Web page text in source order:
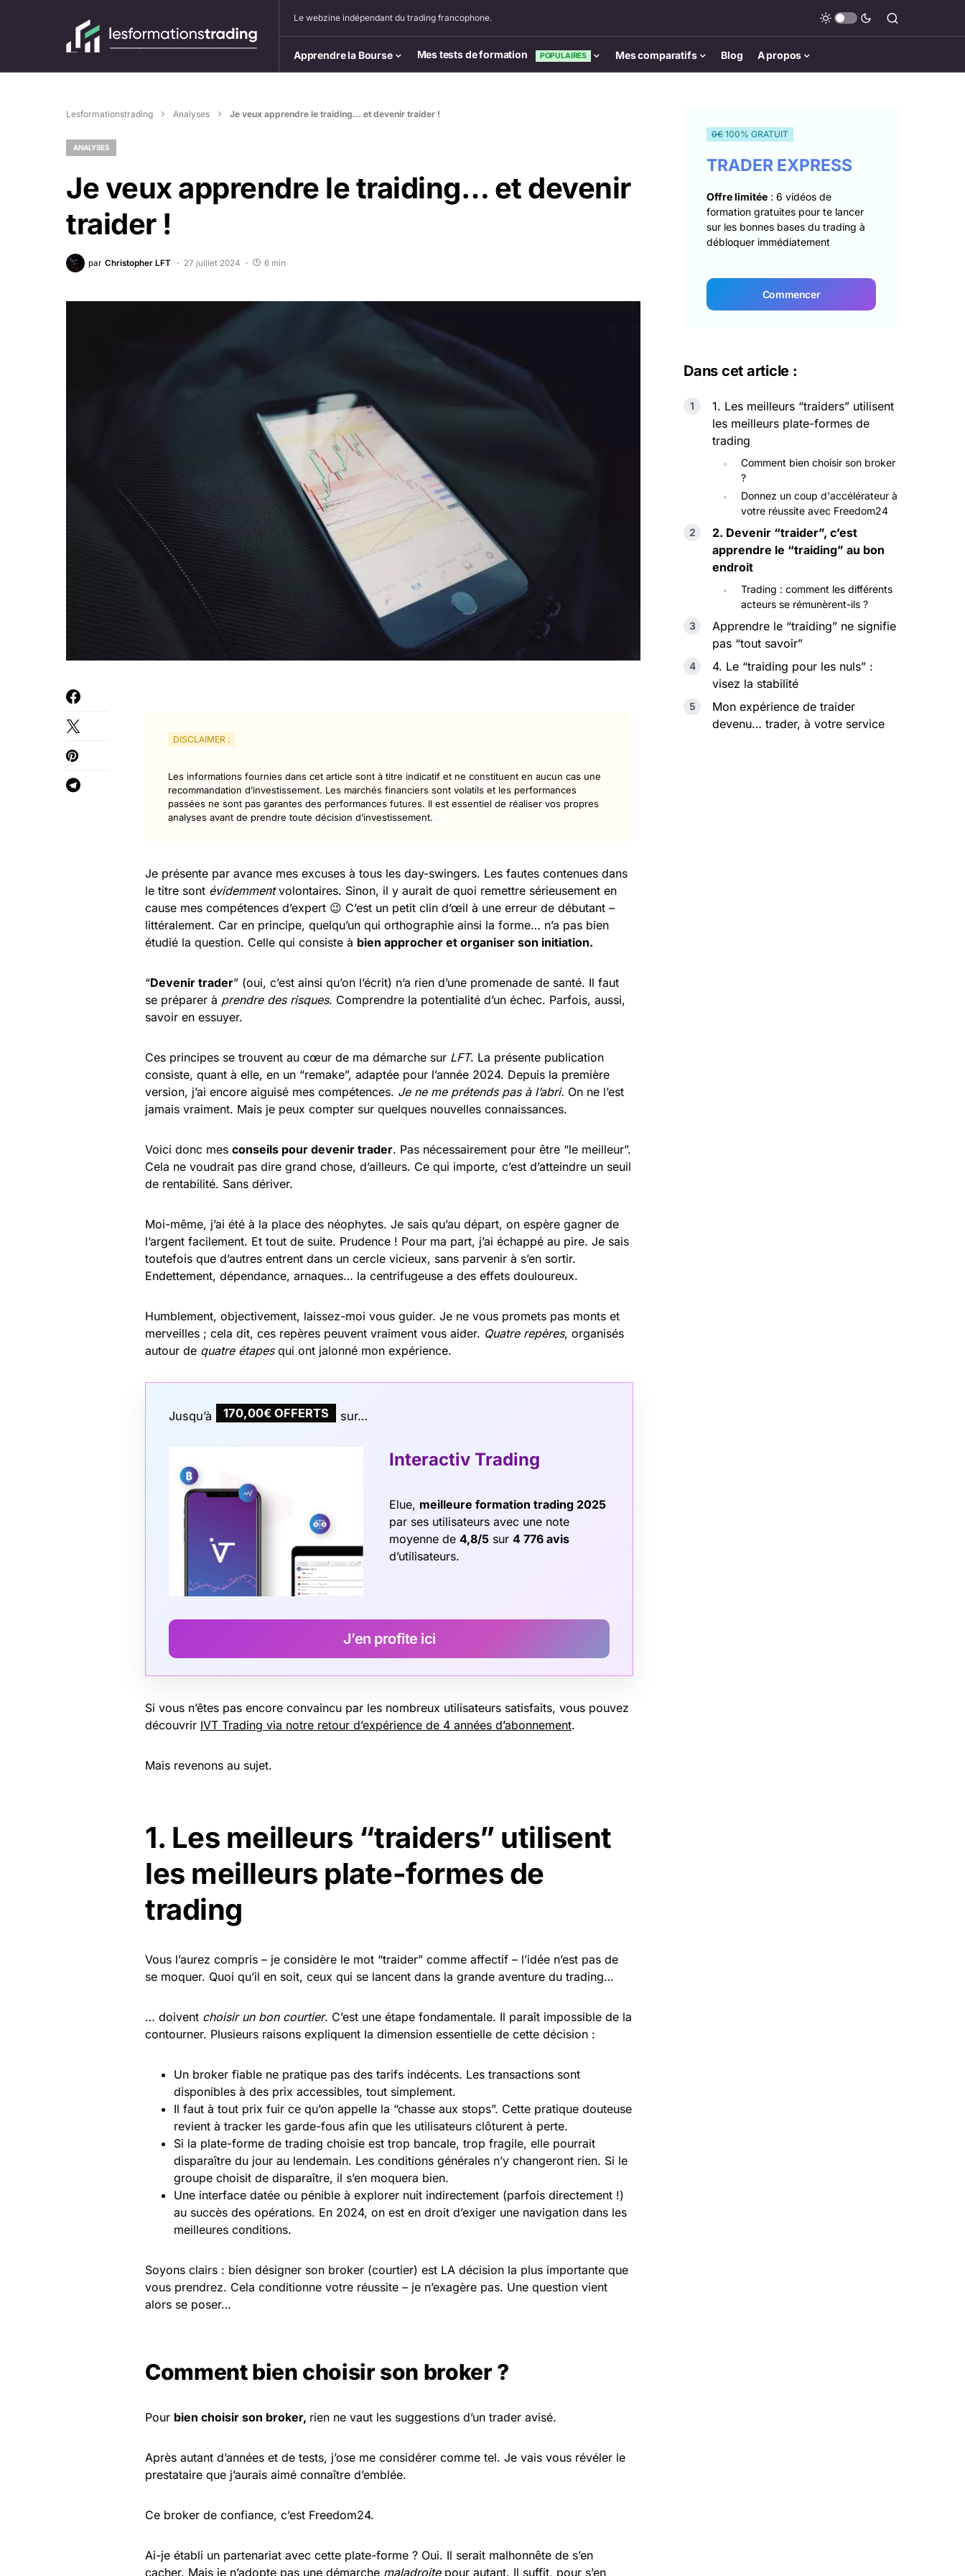
Le webzine indépendant du trading francophone.
Apprendre la Bourse Mes tests de formation POPULAIRES Mes comparatifs Blog A propos
Lesformationstrading Analyses Je veux apprendre le traiding… et devenir traider !
ANALYSES
Je veux apprendre le traiding… et devenir
traider !
par Christopher LFT 27 juillet 2024 6 min
DISCLAIMER :
Les informations fournies dans cet article sont à titre indicatif et ne constituent en aucun cas une
recommandation d’investissement. Les marchés financiers sont volatils et les performances
passées ne sont pas garantes des performances futures. Il est essentiel de réaliser vos propres
analyses avant de prendre toute décision d’investissement.
Je présente par avance mes excuses à tous les day-swingers. Les fautes contenues dans
le titre sont évidemmentvolontaires. Sinon, il y aurait de quoi remettre sérieusement en
cause mes compétences d’expert 😉 C’est un petit clin d’œil à une erreur de débutant –
littéralement. Car en principe, quelqu’un qui orthographie ainsi la forme… n’a pas bien
étudié la question. Celle qui consiste à bien approcher et organiser son initiation.
“Devenir trader” (oui, c’est ainsi qu’on l’écrit) n’a rien d’une promenade de santé. Il faut
se préparer à prendre des risques. Comprendre la potentialité d’un échec. Parfois, aussi,
savoir en essuyer.
Ces principes se trouvent au cœur de ma démarche sur LFT. La présente publication
consiste, quant à elle, en un “remake”, adaptée pour l’année 2024. Depuis la première
version, j’ai encore aiguisé mes compétences. Je ne me prétends pas à l’abri. On ne l’est
jamais vraiment. Mais je peux compter sur quelques nouvelles connaissances.
Voici donc mes conseils pour devenir trader. Pas nécessairement pour être “le meilleur”.
Cela ne voudrait pas dire grand chose, d’ailleurs. Ce qui importe, c’est d’atteindre un seuil
de rentabilité. Sans dériver.
Moi-même, j’ai été à la place des néophytes. Je sais qu’au départ, on espère gagner de
l’argent facilement. Et tout de suite. Prudence ! Pour ma part, j’ai échappé au pire. Je sais
toutefois que d’autres entrent dans un cercle vicieux, sans parvenir à s’en sortir.
Endettement, dépendance, arnaques… la centrifugeuse a des effets douloureux.
Humblement, objectivement, laissez-moi vous guider. Je ne vous promets pas monts et
merveilles ; cela dit, ces repères peuvent vraiment vous aider. Quatre repères, organisés
autour de quatre étapes qui ont jalonné mon expérience.
Jusqu’à 170,00€ OFFERTS sur…
Interactiv Trading
Elue, meilleure formation trading 2025
par ses utilisateurs avec une note
moyenne de 4,8/5 sur 4 776 avis
d’utilisateurs.
J’en profite ici
Si vous n’êtes pas encore convaincu par les nombreux utilisateurs satisfaits, vous pouvez
découvrir IVT Trading via notre retour d’expérience de 4 années d’abonnement.
Mais revenons au sujet.
1. Les meilleurs “traiders” utilisent
les meilleurs plate-formes de
trading
Vous l’aurez compris – je considère le mot “traider” comme affectif – l’idée n’est pas de
se moquer. Quoi qu’il en soit, ceux qui se lancent dans la grande aventure du trading…
… doivent choisir un bon courtier. C’est une étape fondamentale. Il paraît impossible de la
contourner. Plusieurs raisons expliquent la dimension essentielle de cette décision :
Un broker fiable ne pratique pas des tarifs indécents. Les transactions sont
disponibles à des prix accessibles, tout simplement.
Il faut à tout prix fuir ce qu’on appelle la “chasse aux stops”. Cette pratique douteuse
revient à tracker les garde-fous afin que les utilisateurs clôturent à perte.
Si la plate-forme de trading choisie est trop bancale, trop fragile, elle pourrait
disparaître du jour au lendemain. Les conditions générales n’y changeront rien. Si le
groupe choisit de disparaître, il s’en moquera bien.
Une interface datée ou pénible à explorer nuit indirectement (parfois directement !)
au succès des opérations. En 2024, on est en droit d’exiger une navigation dans les
meilleures conditions.
Soyons clairs : bien désigner son broker (courtier) est LA décision la plus importante que
vous prendrez. Cela conditionne votre réussite – je n’exagère pas. Une question vient
alors se poser…
Comment bien choisir son broker ?
Pour bien choisir son broker, rien ne vaut les suggestions d’un trader avisé.
Après autant d’années et de tests, j’ose me considérer comme tel. Je vais vous révéler le
prestataire que j’aurais aimé connaître d’emblée.
Ce broker de confiance, c’est Freedom24.
Ai-je établi un partenariat avec cette plate-forme ? Oui. Il serait malhonnête de s’en
cacher. Mais je n’adopte pas une démarche maladroite pour autant. Il suffit, pour s’en
0€100% GRATUIT
TRADER EXPRESS
Offre limitée : 6 vidéos de
formation gratuites pour te lancer
sur les bonnes bases du trading à
débloquer immédiatement
Commencer
Dans cet article :
1. Les meilleurs “traiders” utilisent
les meilleurs plate-formes de
trading
Comment bien choisir son broker
?
Donnez un coup d'accélérateur à
votre réussite avec Freedom24
2. Devenir “traider”, c’est
apprendre le “traiding” au bon
endroit
Trading : comment les différents
acteurs se rémunèrent-ils ?
Apprendre le “traiding” ne signifie
pas “tout savoir”
4. Le “traiding pour les nuls” :
visez la stabilité
Mon expérience de traider
devenu… trader, à votre service